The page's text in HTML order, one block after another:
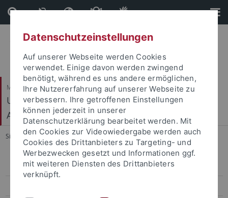
Direkt
zum
Inhalt
Direkt
zur
Fußleiste
Mathematisch-Naturwissenschaftliche Fakultät
Urgeschichte und Naturwissenschaftliche
Archäologie
Sie sind hier: Startseite ... Stipendiaten 2020
Mitarbeiter
Datenschutzeinstellungen
Auf unserer Webseite werden Cookies
verwendet. Einige davon werden zwingend
benötigt, während es uns andere ermöglichen,
Ihre Nutzererfahrung auf unserer Webseite zu
verbessern. Ihre getroffenen Einstellungen
können jederzeit in unserer
Datenschutzerklärung bearbeitet werden. Mit
den Cookies zur Videowiedergabe werden auch
Cookies des Drittanbieters zu Targeting- und
Werbezwecken gesetzt und Informationen ggf.
mit weiteren Diensten des Drittanbieters
verknüpft.